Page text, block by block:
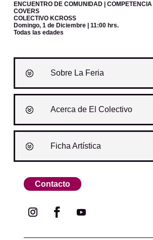
ENCUENTRO DE COMUNIDAD |
COVERS
COLECTIVO KCROSS
Domingo, 1 de Diciembre| 11:00 hrs.
Todas las edades
Sobre La Feria
Acerca de El Colectivo
Ficha Artística
Contacto